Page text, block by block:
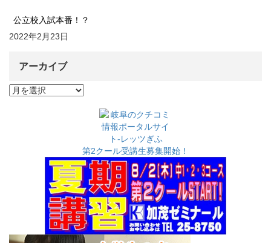
公立校入試本番！？
2022年2月23日
アーカイブ
ア
第2クール受講生募集開始！